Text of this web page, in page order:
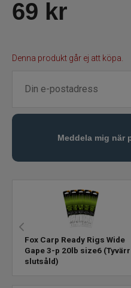
Vinterfiske
Predatormete
Varumärken
69 kr
Denna produkt går ej att köpa.
Fox Carp Ready Rigs Wide
Gape 3-p 20lb size6 (Tyvärr
slutsåld)